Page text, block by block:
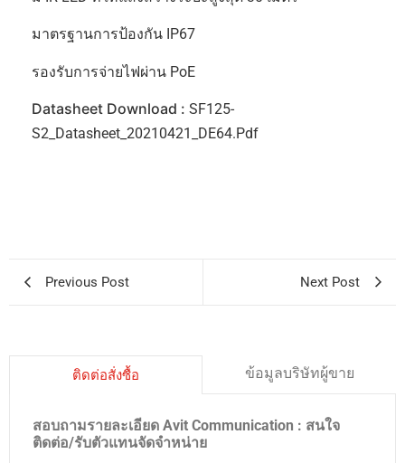
มาตรฐานการป้องกัน IP67
รองรับการจ่ายไฟผ่าน PoE
Datasheet Download : SF125-
S2_Datasheet_20210421_DE64.pdf
Previous Post Next Post
ติดต่อสั่งซื้อ ข้อมูลบริษัทผู้ขาย
สอบถามรายละเอียด Avit Communication : สนใจ
ติดต่อ/รับตัวแทนจัดจำหน่าย